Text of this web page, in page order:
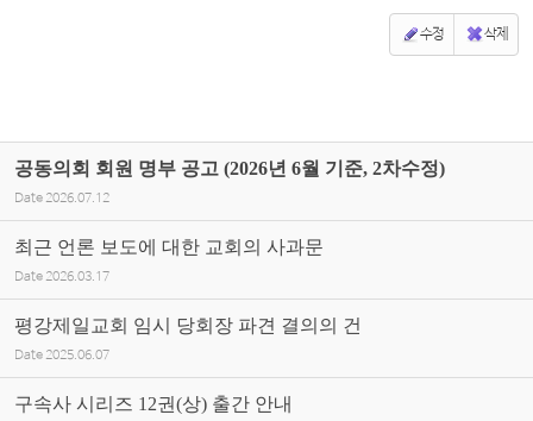
수정 삭제
공동의회 회원 명부 공고 (2026년 6월 기준, 2차수정)
Date 2026.07.12
최근 언론 보도에 대한 교회의 사과문
Date 2026.03.17
평강제일교회 임시 당회장 파견 결의의 건
Date 2025.06.07
구속사 시리즈 12권(상) 출간 안내